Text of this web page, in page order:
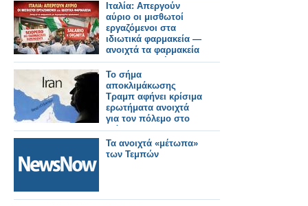
Ιταλία: Απεργούν
αύριο οι μισθωτοί
εργαζόμενοι στα
ιδιωτικά φαρμακεία —
ανοιχτά τα φαρμακεία
με περιορισμένο
προσωπικό
Το σήμα
αποκλιμάκωσης
Τραμπ αφήνει κρίσιμα
ερωτήματα ανοιχτά
για τον πόλεμο στο
Ιράν
Τα ανοιχτά «μέτωπα»
των Τεμπών